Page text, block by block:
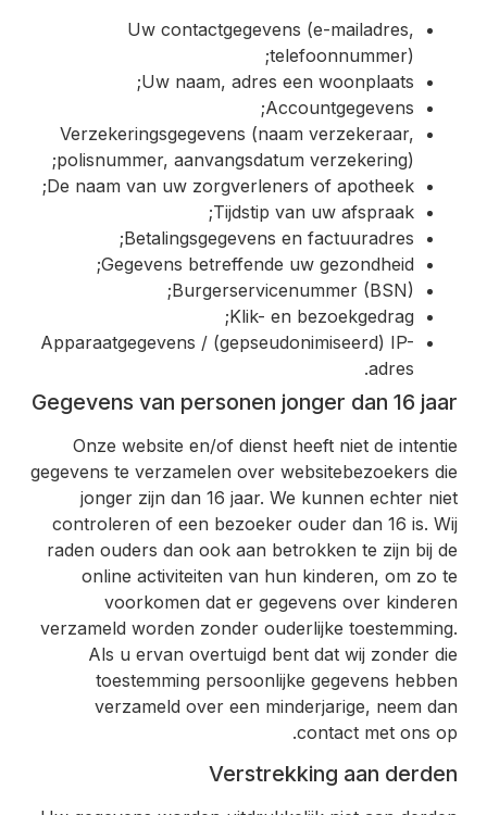
Uw contactgegevens (e-mailadres,
telefoonnummer);
Uw naam, adres een woonplaats;
Accountgegevens;
Verzekeringsgegevens (naam verzekeraar,
polisnummer, aanvangsdatum verzekering);
De naam van uw zorgverleners of apotheek;
Tijdstip van uw afspraak;
Betalingsgegevens en factuuradres;
Gegevens betreffende uw gezondheid;
Burgerservicenummer (BSN);
Klik- en bezoekgedrag;
Apparaatgegevens / (gepseudonimiseerd) IP-
adres.
Gegevens van personen jonger dan 16 jaar
Onze website en/of dienst heeft niet de intentie
gegevens te verzamelen over websitebezoekers die
jonger zijn dan 16 jaar. We kunnen echter niet
controleren of een bezoeker ouder dan 16 is. Wij
raden ouders dan ook aan betrokken te zijn bij de
online activiteiten van hun kinderen, om zo te
voorkomen dat er gegevens over kinderen
verzameld worden zonder ouderlijke toestemming.
Als u ervan overtuigd bent dat wij zonder die
toestemming persoonlijke gegevens hebben
verzameld over een minderjarige, neem dan
contact met ons op.
Verstrekking aan derden